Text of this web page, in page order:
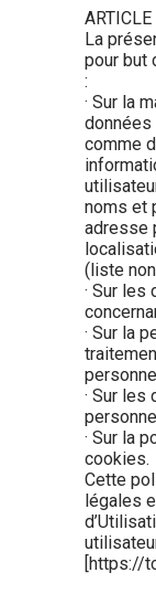
La
pour but
:
· Sur la
comme
noms et
adresse
(liste
· Sur
· Sur la
· Sur
· Sur la
cookies.
Cette
légales
[https://